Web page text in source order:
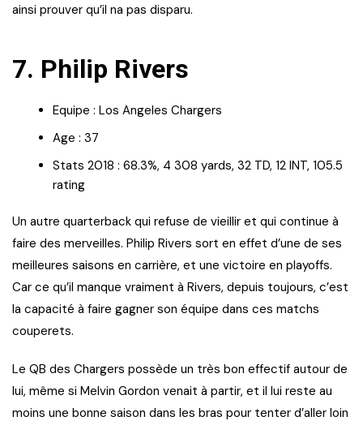
ainsi prouver qu’il na pas disparu.
7. Philip Rivers
Equipe : Los Angeles Chargers
Age : 37
Stats 2018 : 68.3%, 4 308 yards, 32 TD, 12 INT, 105.5
rating
Un autre quarterback qui refuse de vieillir et qui continue à
faire des merveilles. Philip Rivers sort en effet d’une de ses
meilleures saisons en carrière, et une victoire en playoffs.
Car ce qu’il manque vraiment à Rivers, depuis toujours, c’est
la capacité à faire gagner son équipe dans ces matchs
couperets.
Le QB des Chargers possède un très bon effectif autour de
lui, même si Melvin Gordon venait à partir, et il lui reste au
moins une bonne saison dans les bras pour tenter d’aller loin